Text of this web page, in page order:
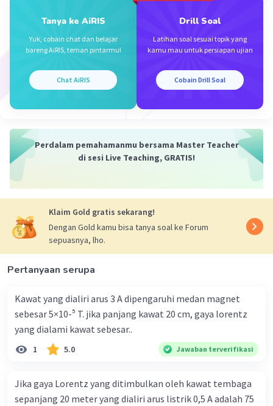
Tanya ke AiRIS
Yuk, cobain chat dan belajar
bareng AiRIS, teman pintarmu!
Chat AiRIS
Drill Soal
Latihan soal sesuai topik yang
kamu mau untuk persiapan ujian
Cobain Drill Soal
Perdalam pemahamanmu bersama Master Teacher
di sesi Live Teaching, GRATIS!
Klaim Gold gratis sekarang!
Dengan Gold kamu bisa tanya soal ke Forum
sepuasnya, lho.
Pertanyaan serupa
Kawat yang dialiri arus 3 A dipengaruhi medan magnet
sebesar 5×10-⁵ T. jika panjang kawat 20 cm, gaya lorentz
yang dialami kawat sebesar..
1 5.0 Jawaban terverifikasi
Jika gaya Lorentz yang ditimbulkan oleh kawat tembaga
sepanjang 20 meter yang dialiri arus listrik 0,5 A adalah 75